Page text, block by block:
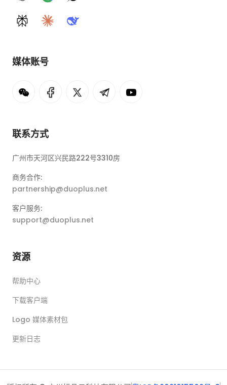
PerplexityClaudeDeepSeek
媒体账号
联系方式
广州市天河区兴民路222号3310房
商务合作:
partnership@duoplus.net
客户服务:
support@duoplus.net
资源
帮助中心
下载客户端
Logo 媒体素材包
更新日志